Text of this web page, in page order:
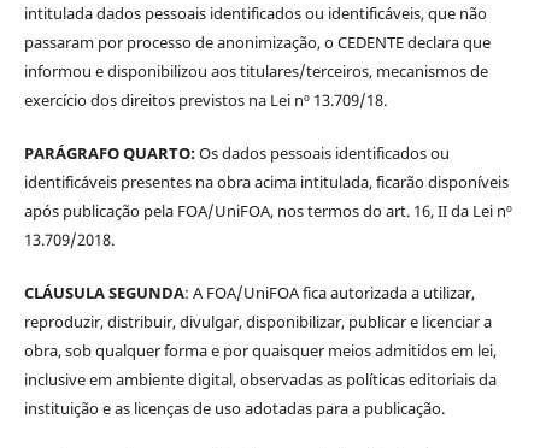
intitulada dados pessoais identificados ou identificáveis, que não
passaram por processo de anonimização, o CEDENTE declara que
informou e disponibilizou aos titulares/terceiros, mecanismos de
exercício dos direitos previstos na Lei nº 13.709/18.
PARÁGRAFO QUARTO:Os dados pessoais identificados ou
identificáveis presentes na obra acima intitulada, ficarão disponíveis
após publicação pela FOA/UniFOA, nos termos do art. 16, II da Lei nº
13.709/2018.
CLÁUSULA SEGUNDA: A FOA/UniFOA fica autorizada a utilizar,
reproduzir, distribuir, divulgar, disponibilizar, publicar e licenciar a
obra, sob qualquer forma e por quaisquer meios admitidos em lei,
inclusive em ambiente digital, observadas as políticas editoriais da
instituição e as licenças de uso adotadas para a publicação.